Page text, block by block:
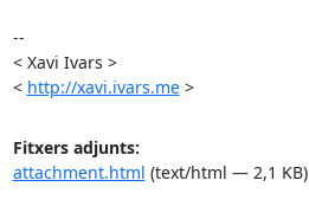
--
< Xavi Ivars >
< http://xavi.ivars.me >
Fitxers adjunts:
attachment.html (text/html — 2,1 KB)